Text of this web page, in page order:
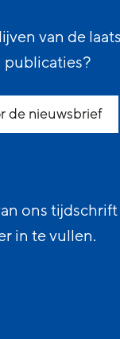
van de
publicaties?
de nieuwsbrief
ons
in te vullen.